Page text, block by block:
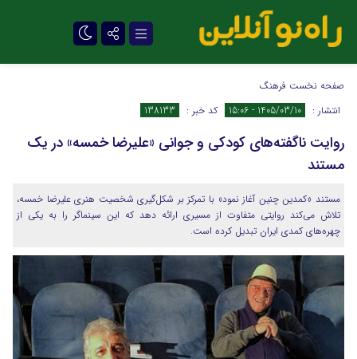
تلگرام
صفحه نخست فرهنگ
انتشار :
1405/03/10 - 15:06 کد خبر : 138133
روایت ناگفته‌های کودکی و جوانی «علیرضا خمسه» در یک
مستند
مستند «کمدین چنین آغاز نمود» با تمرکز بر شکل‌گیری شخصیت هنری علیرضا خمسه،
تلاش می‌کند روایتی متفاوت از مسیری ارائه دهد که این سینماگر را به یکی از
چهره‌های کمدی ایران تبدیل کرده است.